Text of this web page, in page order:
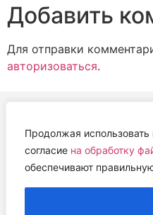
Продолжая
согласие на обработку
обеспечивают
Добавить
Для отправки
авторизоваться.
АВТОНОМНАЯ
«ЦЕНТР
Работем